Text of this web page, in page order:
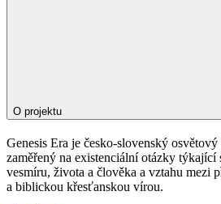
O projektu
Genesis Era je česko-slovenský
zaměřený na existenciální otázky týkající
vesmíru, života a člověka a vztahu mezi
a biblickou křesťanskou vírou.